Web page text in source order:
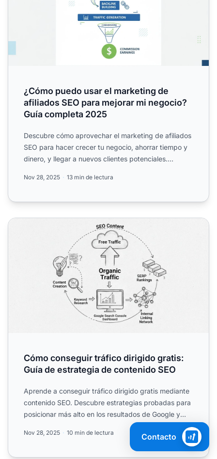
¿Cómo puedo usar el marketing de
afiliados SEO para mejorar mi negocio?
Guía completa 2025
Descubre cómo aprovechar el marketing de afiliados
SEO para hacer crecer tu negocio, ahorrar tiempo y
dinero, y llegar a nuevos clientes potenciales.
Nov 28, 2025 13 min de lectura
Cómo conseguir tráfico dirigido gratis: Guía de estrategia
Cómo conseguir tráfico dirigido gratis:
Guía de estrategia de contenido SEO
Aprende a conseguir tráfico dirigido gratis mediante
contenido SEO. Descubre estrategias probadas para
posicionar más alto en los resultados de Google y
Nov 28, 2025 10 min de lectura Contacto